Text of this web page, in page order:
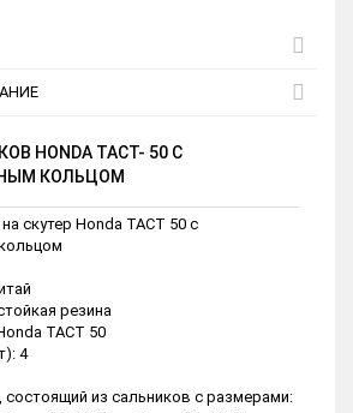
HONDA TACT- 50 С
КОЛЬЦОМ
скутер Honda TACT 50 с
резина
TACT 50
4
состоящий из сальников с размерами: